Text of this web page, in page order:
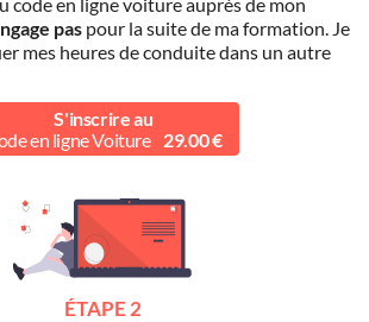
code en ligne voiture auprès de mon
pas pour la suite de ma formation. Je
mes heures de conduite dans un autre
S'inscrire au
en ligne Voiture
29.00 €
ÉTAPE 2